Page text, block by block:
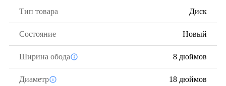
Тип товара Диск
Состояние Новый
Ширина обода 8 дюймов
Диаметр 18 дюймов